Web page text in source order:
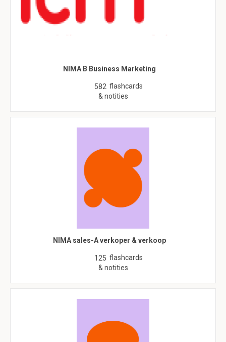
NIMA B Business Marketing
582 flashcards
& notities
NIMA sales-A verkoper & verkoop
125 flashcards
& notities